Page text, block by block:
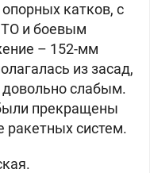
катков, с
и боевым
– 152-мм
из засад,
слабым.
прекращены
ракетных систем.